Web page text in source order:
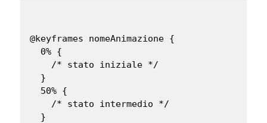
@keyframes nomeAnimazione {
  0% {
    /* stato iniziale */
  }
  50% {
    /* stato intermedio */
  }